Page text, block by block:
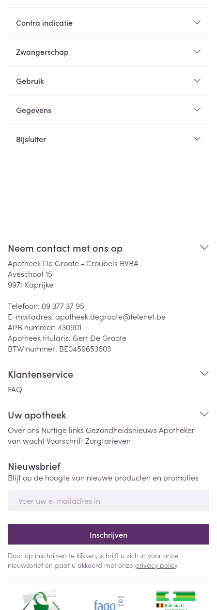
Contra indicatie
Zwangerschap
Gebruik
Gegevens
Bijsluiter
Neem contact met ons op
Apotheek De Groote - Croubels BVBA
Aveschoot 15
9971 Kaprijke
Telefoon: 09 377 37 95
E-mailadres: apotheek.degroote@telenet.be
APB nummer: 430901
Apotheek titularis: Gert De Groote
BTW nummer: BE0459653603
Klantenservice
FAQ
Uw apotheek
Over ons Nuttige links Gezondheidsnieuws Apotheker
van wachtVoorschriftZorgtarieven
Nieuwsbrief
Blijf op de hoogte van nieuwe producten en promoties
Inschrijven
Door op inschrijven te klikken, schrijft u zich in voor onze
nieuwsbrief en gaat u akkoord met onze privacy policy.